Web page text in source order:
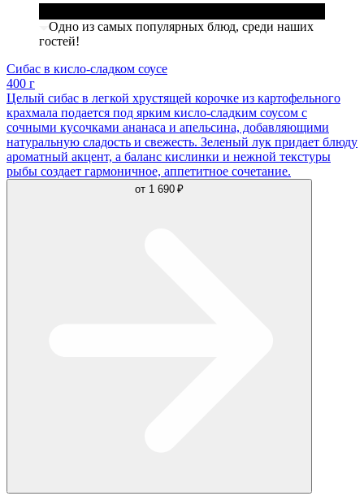
Одно из самых популярных блюд, среди наших
гостей!
Сибас в кисло-сладком соусе
400 г
Целый сибас в легкой хрустящей корочке из картофельного
крахмала подается под ярким кисло-сладким соусом с
сочными кусочками ананаса и апельсина, добавляющими
натуральную сладость и свежесть. Зеленый лук придает блюду
ароматный акцент, а баланс кислинки и нежной текстуры
рыбы создает гармоничное, аппетитное сочетание.
от 1 690 ₽